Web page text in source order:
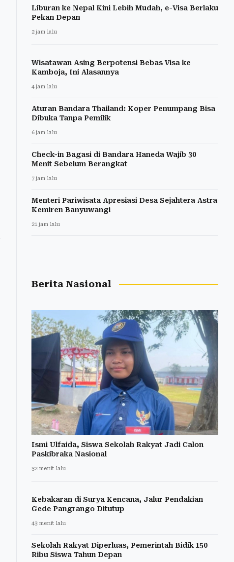
Liburan ke Nepal Kini Lebih Mudah, e-Visa Berlaku
Pekan Depan
2 jam lalu
Wisatawan Asing Berpotensi Bebas Visa ke
Kamboja, Ini Alasannya
4 jam lalu
Aturan Bandara Thailand: Koper Penumpang Bisa
Dibuka Tanpa Pemilik
6 jam lalu
Check-in Bagasi di Bandara Haneda Wajib 30
Menit Sebelum Berangkat
7 jam lalu
Menteri Pariwisata Apresiasi Desa Sejahtera Astra
Kemiren Banyuwangi
21 jam lalu
Berita Nasional
Ismi Ulfaida, Siswa Sekolah Rakyat Jadi Calon
Paskibraka Nasional
32 menit lalu
Kebakaran di Surya Kencana, Jalur Pendakian
Gede Pangrango Ditutup
43 menit lalu
Sekolah Rakyat Diperluas, Pemerintah Bidik 150
Ribu Siswa Tahun Depan